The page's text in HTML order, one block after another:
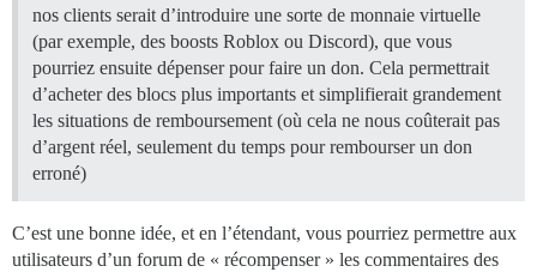
nos clients serait d’introduire une sorte de monnaie virtuelle
(par exemple, des boosts Roblox ou Discord), que vous
pourriez ensuite dépenser pour faire un don. Cela permettrait
d’acheter des blocs plus importants et simplifierait grandement
les situations de remboursement (où cela ne nous coûterait pas
d’argent réel, seulement du temps pour rembourser un don
erroné)
C’est une bonne idée, et en l’étendant, vous pourriez permettre aux
utilisateurs d’un forum de « récompenser » les commentaires des